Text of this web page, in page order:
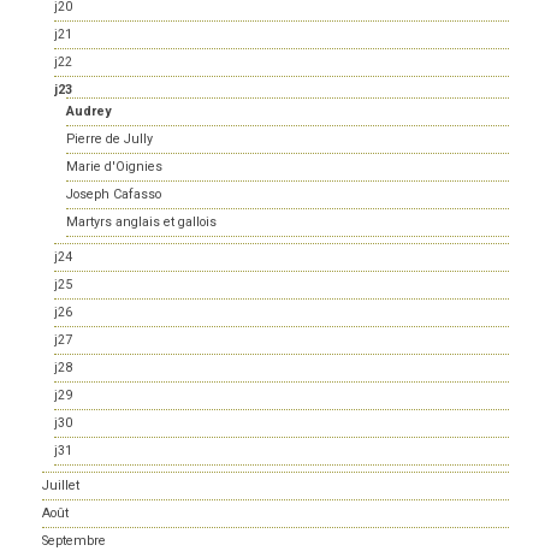
j20
j21
j22
j23
Audrey
Pierre de Jully
Marie d'Oignies
Joseph Cafasso
Martyrs anglais et gallois
j24
j25
j26
j27
j28
j29
j30
j31
Juillet
Août
Septembre